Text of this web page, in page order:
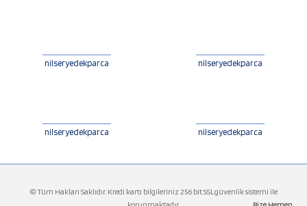
nilseryedekparca nilseryedekparca
nilseryedekparca nilseryedekparca
© Tüm Hakları Saklıdır. Kredi kartı bilgileriniz 256 bit SSLgüvenlik sistemi ile